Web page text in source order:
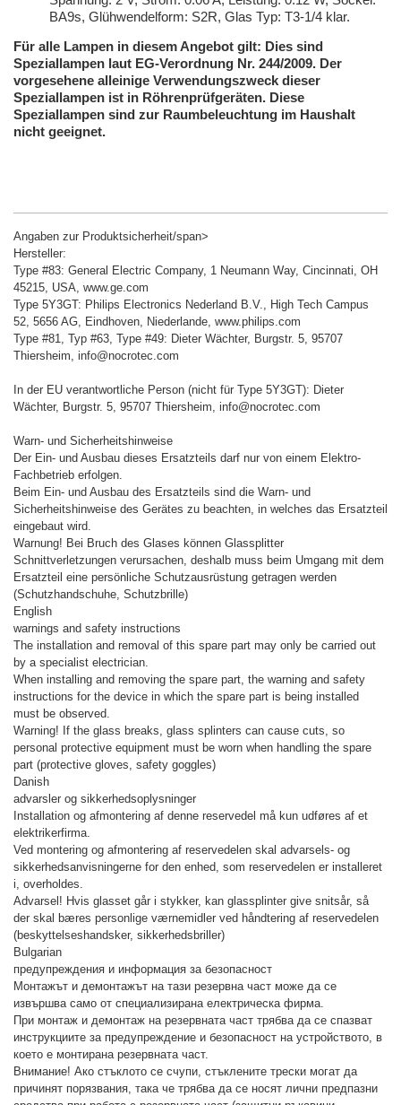
BA9s, Glühwendelform: S2R, Glas Typ: T3-1/4 klar.
Für alle Lampen in diesem Angebot gilt: Dies sind
Speziallampen laut EG-Verordnung Nr. 244/2009. Der
vorgesehene alleinige Verwendungszweck dieser
Speziallampen ist in Röhrenprüfgeräten. Diese
Speziallampen sind zur Raumbeleuchtung im Haushalt
nicht geeignet.
Angaben zur Produktsicherheit/span>
Hersteller:
Type #83: General Electric Company, 1 Neumann Way, Cincinnati, OH
45215, USA, www.ge.com
Type 5Y3GT: Philips Electronics Nederland B.V., High Tech Campus
52, 5656 AG, Eindhoven, Niederlande, www.philips.com
Type #81, Typ #63, Type #49: Dieter Wächter, Burgstr. 5, 95707
Thiersheim, info@nocrotec.com
In der EU verantwortliche Person (nicht für Type 5Y3GT): Dieter
Wächter, Burgstr. 5, 95707 Thiersheim, info@nocrotec.com
Warn- und Sicherheitshinweise
Der Ein- und Ausbau dieses Ersatzteils darf nur von einem Elektro-
Fachbetrieb erfolgen.
Beim Ein- und Ausbau des Ersatzteils sind die Warn- und
Sicherheitshinweise des Gerätes zu beachten, in welches das Ersatzteil
eingebaut wird.
Warnung! Bei Bruch des Glases können Glassplitter
Schnittverletzungen verursachen, deshalb muss beim Umgang mit dem
Ersatzteil eine persönliche Schutzausrüstung getragen werden
(Schutzhandschuhe, Schutzbrille)
English
warnings and safety instructions
The installation and removal of this spare part may only be carried out
by a specialist electrician.
When installing and removing the spare part, the warning and safety
instructions for the device in which the spare part is being installed
must be observed.
Warning! If the glass breaks, glass splinters can cause cuts, so
personal protective equipment must be worn when handling the spare
part (protective gloves, safety goggles)
Danish
advarsler og sikkerhedsoplysninger
Installation og afmontering af denne reservedel må kun udføres af et
elektrikerfirma.
Ved montering og afmontering af reservedelen skal advarsels- og
sikkerhedsanvisningerne for den enhed, som reservedelen er installeret
i, overholdes.
Advarsel! Hvis glasset går i stykker, kan glassplinter give snitsår, så
der skal bæres personlige værnemidler ved håndtering af reservedelen
(beskyttelseshandsker, sikkerhedsbriller)
Bulgarian
предупреждения и информация за безопасност
Монтажът и демонтажът на тази резервна част може да се
извършва само от специализирана електрическа фирма.
При монтаж и демонтаж на резервната част трябва да се спазват
инструкциите за предупреждение и безопасност на устройството, в
което е монтирана резервната част.
Внимание! Ако стъклото се счупи, стъклените трески могат да
причинят порязвания, така че трябва да се носят лични предпазни